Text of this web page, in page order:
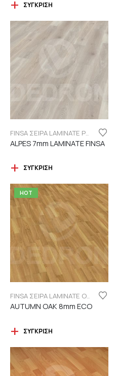
ΣΎΓΚΡΙΣΗ
FINSA ΣΕΙΡΑ LAMINATE PUREFLOOR 7MM
ALPES 7mm LAMINATE FINSA
ΣΎΓΚΡΙΣΗ
HOT
FINSA ΣΕΙΡΑ LAMINATE ORIGINAL "ECO LABEL"
AUTUMN OAK 8mm ECO
ΣΎΓΚΡΙΣΗ